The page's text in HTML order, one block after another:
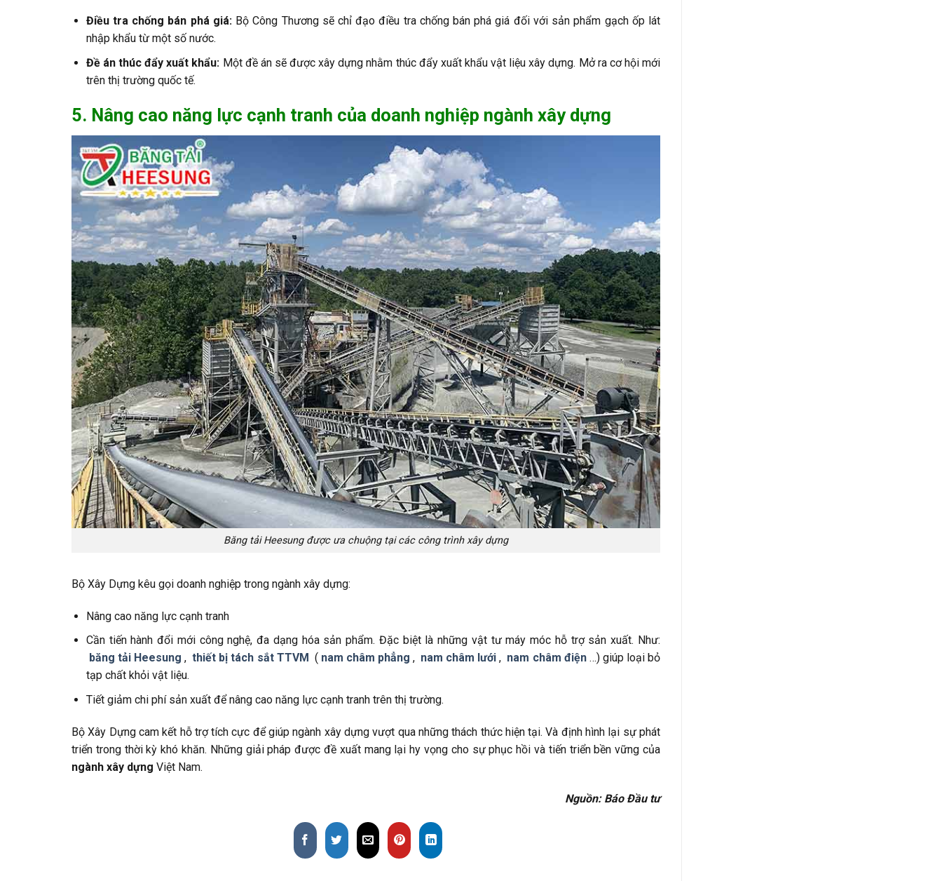
Điều tra chống bán phá giá:Bộ Công Thương sẽ chỉ đạo điều tra chống bán phá giá đối với sản phẩm gạch ốp lát
nhập khẩu từ một số nước.
Đề án thúc đẩy xuất khẩu: Một đề án sẽ được xây dựng nhằm thúc đẩy xuất khẩu vật liệu xây dựng. Mở ra cơ hội mới
trên thị trường quốc tế.
5. Nâng cao năng lực cạnh tranh của doanh nghiệp ngành xây dựng
Băng tải Heesung được ưa chuộng tại các công trình xây dựng
Bộ Xây Dựng kêu gọi doanh nghiệp trong ngành xây dựng:
Nâng cao năng lực cạnh tranh
Cần tiến hành đổi mới công nghệ, đa dạng hóa sản phẩm. Đặc biệt là những vật tư máy móc hỗ trợ sản xuất. Như:
băng tải Heesung , thiết bị tách sắt TTVM ( nam châm phẳng , nam châm lưới , nam châm điện …) giúp loại bỏ
tạp chất khỏi vật liệu.
Tiết giảm chi phí sản xuất để nâng cao năng lực cạnh tranh trên thị trường.
Bộ Xây Dựng cam kết hỗ trợ tích cực để giúp ngành xây dựng vượt qua những thách thức hiện tại. Và định hình lại sự phát
triển trong thời kỳ khó khăn. Những giải pháp được đề xuất mang lại hy vọng cho sự phục hồi và tiến triển bền vững của
ngành xây dựng Việt Nam.
Nguồn: Báo Đầu tư